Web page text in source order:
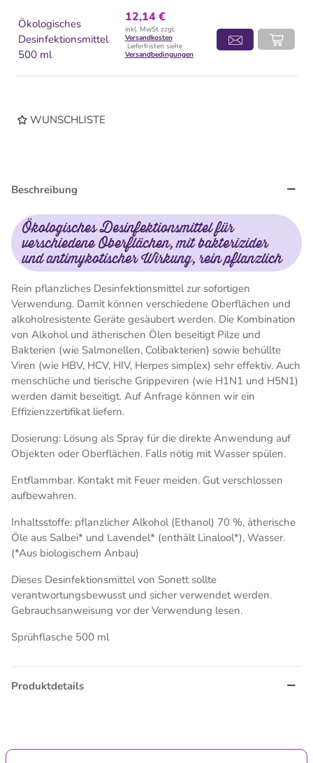
Ökologisches
Desinfektionsmittel
500 ml
12,14 €
inkl. MwSt zzgl.
Versandkosten
Lieferfristen siehe
Versandbedingungen
WUNSCHLISTE
Beschreibung
Ökologisches Desinfektionsmittel für
verschiedene Oberflächen, mit bakterizider
und antimykotischer Wirkung, rein pflanzlich
Rein pflanzliches Desinfektionsmittel zur sofortigen
Verwendung. Damit können verschiedene Oberflächen und
alkoholresistente Geräte gesäubert werden. Die Kombination
von Alkohol und ätherischen Ölen beseitigt Pilze und
Bakterien (wie Salmonellen, Colibakterien) sowie behüllte
Viren (wie HBV, HCV, HIV, Herpes simplex) sehr effektiv. Auch
menschliche und tierische Grippeviren (wie H1N1 und H5N1)
werden damit beseitigt. Auf Anfrage können wir ein
Effizienzzertifikat liefern.
Dosierung: Lösung als Spray für die direkte Anwendung auf
Objekten oder Oberflächen. Falls nötig mit Wasser spülen.
Entflammbar. Kontakt mit Feuer meiden. Gut verschlossen
aufbewahren.
Inhaltsstoffe: pflanzlicher Alkohol (Ethanol) 70 %, ätherische
Öle aus Salbei* und Lavendel* (enthält Linalool*), Wasser.
(*Aus biologischem Anbau)
Dieses Desinfektionsmittel von Sonett sollte
verantwortungsbewusst und sicher verwendet werden.
Gebrauchsanweisung vor der Verwendung lesen.
Sprühflasche 500 ml
Produktdetails